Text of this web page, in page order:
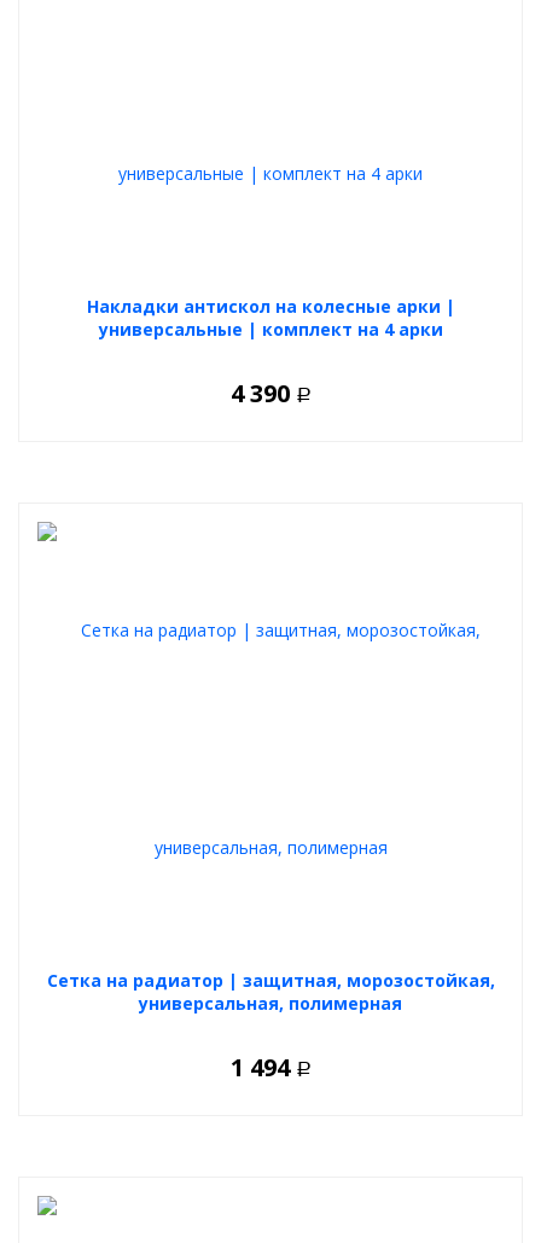
Накладки антискол на колесные арки |
универсальные | комплект на 4 арки
4 390 Р
Cетка на радиатор | защитная, морозостойкая,
универсальная, полимерная
1 494 Р